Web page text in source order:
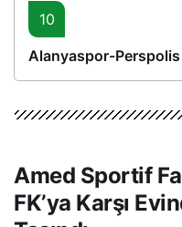
10
Alanyaspor-Perspolis
Amed Sportif
FK’ya Karşı